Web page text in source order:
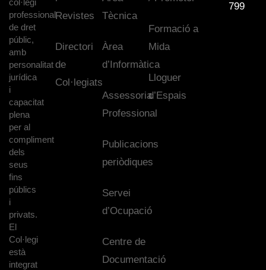
professional
de dret
públic,
amb
personalitat
jurídica
i
capacitat
plena
per al
compliment
dels
seus
fins
públics
i
privats.
El
Col·legi
està
integrat
Revistes
Directori
de
Col·legiats
Tècnica
Àrea
d’Informàtica
Assessoria
Professional
Publicacions
periòdiques
Servei
d’Ocupació
Centre de
Documentació
Formació a
Mida
Lloguer
d’Espais
799